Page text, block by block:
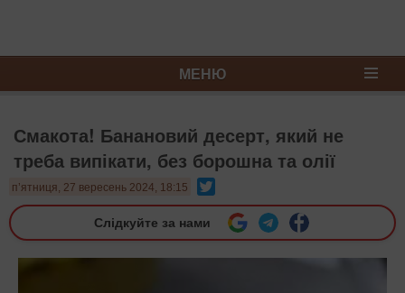
МЕНЮ
Смакота! Банановий десерт, який не
треба випікати, без борошна та олії
п’ятниця, 27 вересень 2024, 18:15
Слідкуйте за нами